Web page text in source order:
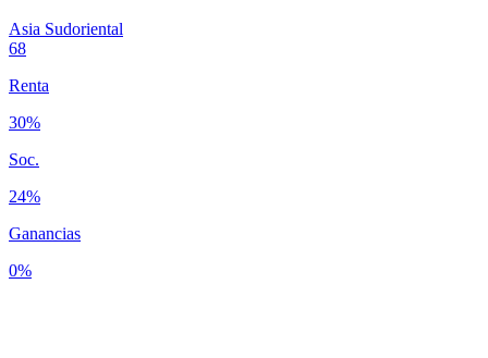
Asia Sudoriental
68
Renta
30%
Soc.
24%
Ganancias
0%